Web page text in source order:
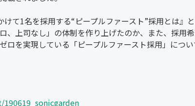
けて1名を採用する“ピープルファースト”採用とは』
、上司なし」の体制を作り上げたのか、また、採用
ロを実現している「ピープルファースト採用」につい